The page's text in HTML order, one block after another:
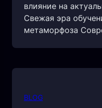
влияние на
Свежая эра
метаморфоза
BLOG